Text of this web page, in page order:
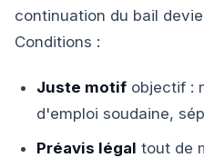
continuation du bail
Conditions :
Juste motif objectif :
d'emploi soudaine,
Préavis légal tout de